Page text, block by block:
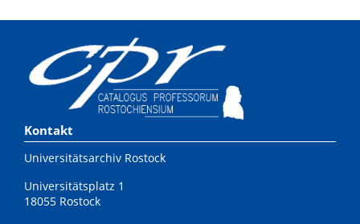
Kontakt
Universitätsarchiv Rostock
Universitätsplatz 1
18055 Rostock